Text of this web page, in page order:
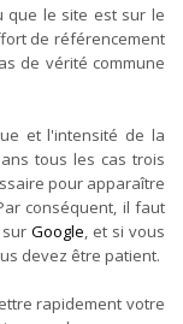
que le site est sur le
de référencement
de vérité commune
et l'intensité de la
tous les cas trois
pour apparaître
conséquent, il faut
sur Google, et si vous
devez être patient.
rapidement votre